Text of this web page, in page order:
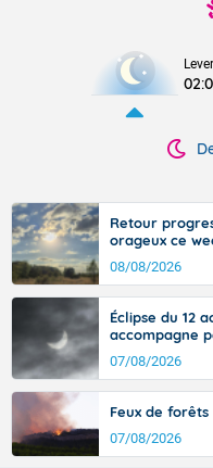
Lever
Retour
orageux ce
08/08/2026
Éclipse du 12
accompagne
07/08/2026
Feux de
07/08/2026